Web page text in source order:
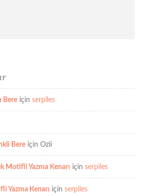
Bere için serpiles
Bere için Ozii
Motifli Yazma Kenarı için serpiles
Yazma Kenarı için serpiles